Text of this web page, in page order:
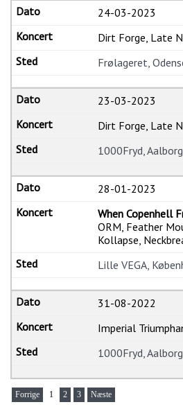
24-03-2023
Dirt Forge, Late
Frølageret,
23-03-2023
Dirt Forge, Late
1000Fryd, Aalborg
28-01-2023
When Copenhell
ORM, Feather
Kollapse,
Lille VEGA,
31-08-2022
Imperial
1000Fryd, Aalborg
Forrige 1 2 3 Næste